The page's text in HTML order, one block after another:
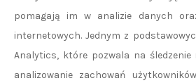
pomagają im w analizie danych
internetowych. Jednym z
Analytics, które pozwala na
analizowanie zachowań